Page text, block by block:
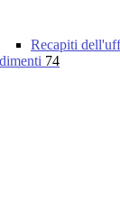
Recapiti
74